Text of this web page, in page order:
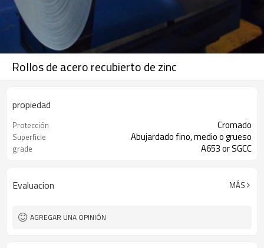
Rollos de acero recubierto de zinc
propiedad
Protección Cromado
Superficie Abujardado fino, medio o grueso
grade A653 or SGCC
Evaluacion MÁS
AGREGAR UNA OPINIÓN